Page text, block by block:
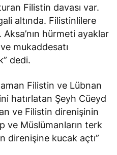
Filistin davası var.
altında. Filistinlilere
hürmeti ayaklar
mukaddesatı
dedi.
Filistin ve Lübnan
hatırlatan Şeyh Cüeyd
ve Filistin direnişinin
ve Müslümanların terk
direnişine kucak açtı”